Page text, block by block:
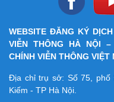
WEBSITE ĐĂNG KÝ
VIỄN THÔNG HÀ NỘI
CHÍNH VIỄN THÔNG VIỆT
Địa chỉ trụ sở: Số 75, phố
Kiếm - TP Hà Nội.